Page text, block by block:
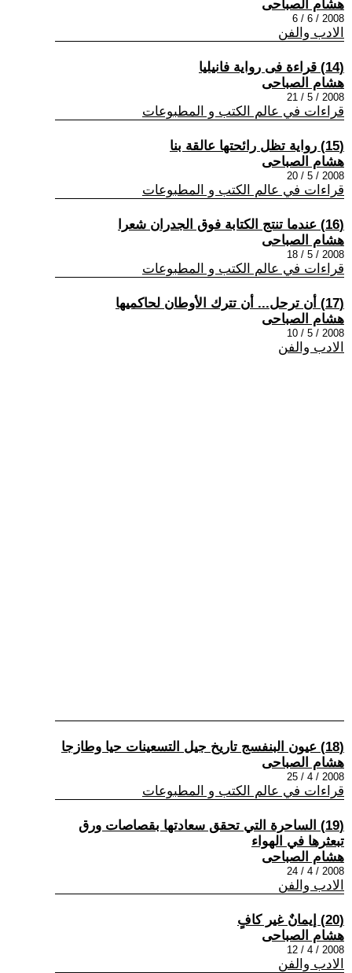
هشام الصباحى
2008 / 6 / 6
الادب والفن
(14) قراءة فى رواية فانيليا
هشام الصباحى
2008 / 5 / 21
قراءات في عالم الكتب و المطبوعات
(15) رواية تظل رائحتها عالقة بنا
هشام الصباحى
2008 / 5 / 20
قراءات في عالم الكتب و المطبوعات
(16) عندما تنتج الكتابة فوق الجدران شعرا
هشام الصباحى
2008 / 5 / 18
قراءات في عالم الكتب و المطبوعات
(17) أن ترحل... أن تترك الأوطان لحاكميها
هشام الصباحى
2008 / 5 / 10
الادب والفن
(18) عيون البنفسج تاريخ جيل التسعينات حيا وطازجا
هشام الصباحى
2008 / 4 / 25
قراءات في عالم الكتب و المطبوعات
(19) الساحرة التي تحقق سعادتها بقصاصات ورق
تبعثرها في الهواء
هشام الصباحى
2008 / 4 / 24
الادب والفن
(20) إيمانٌ غير كافٍ
هشام الصباحى
2008 / 4 / 12
الادب والفن